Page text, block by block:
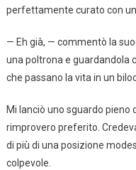
perfettamente curato con
— Eh già, — commentò la
una poltrona e guardandola
che passano la vita in un
Mi lanciò uno sguardo pieno
rimprovero preferito.
di più di una posizione
colpevole.